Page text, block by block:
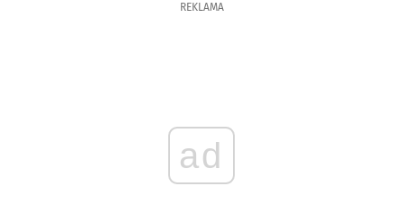
REKLAMA
ad